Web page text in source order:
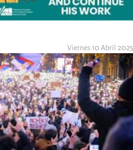
Viernes 10 Abril 2025